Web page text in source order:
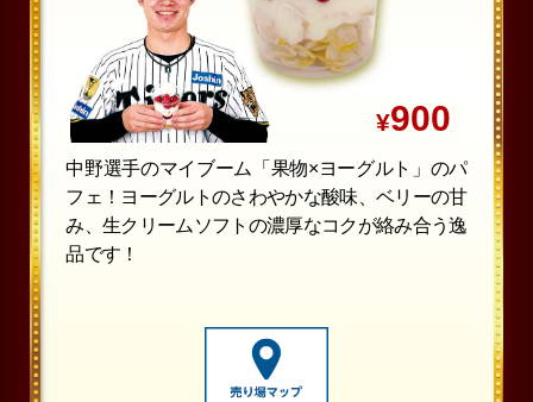
¥900
中野選手のマイブーム「果物×ヨーグルト」のパ
フェ！ヨーグルトのさわやかな酸味、ベリーの甘
み、生クリームソフトの濃厚なコクが絡み合う逸
品です！